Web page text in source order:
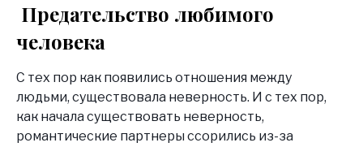
Предательство любимого
человека
С тех пор как появились отношения между
людьми, существовала неверность. И с тех пор,
как начала существовать неверность,
романтические партнеры ссорились из-за